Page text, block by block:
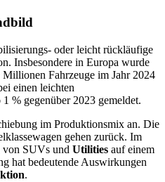
oder leicht rückläufige
Insbesondere in Europa wurde
Fahrzeuge im Jahr 2024
einen leichten
% gegenüber 2023 gemeldet.
im Produktionsmix an. Die
gehen zurück. Im
von SUVs und Utilities auf einem
hat bedeutende Auswirkungen
.